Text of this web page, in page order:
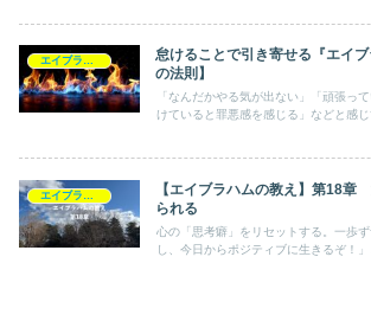
エイブラハム
怠けることで引き寄せる『エイ
の法則】
「なんだかやる気が出ない」「頑張っ
けていると罪悪感を感じる」などと感じ
エイブラハム
【エイブラハムの教え】第18章
られる
心の「思考癖」をリセットする。一歩
し、今日からポジティブに生きるぞ！」